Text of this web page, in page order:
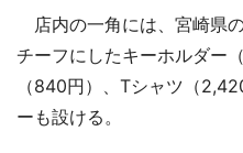
店内の一角には、宮崎県
チーフにしたキーホルダー
（840円）、Tシャツ（
ーも設ける。